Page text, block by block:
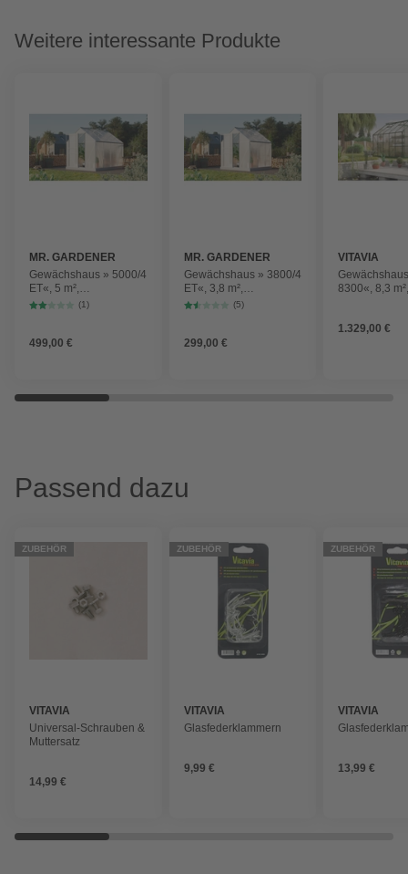
Weitere interessante Produkte
MR. GARDENER
Gewächshaus » 5000/4
ET«, 5 m²,
Kunststoff/Aluminium,
(1)
499,00 €
MR. GARDENER
Gewächshaus » 3800/4
ET«, 3,8 m²,
Kunststoff/Aluminium,
(5)
299,00 €
VITAVIA
8300«, 8,3
1.329,00 €
Passend dazu
ZUBEHÖR
VITAVIA
Universal-Schrauben &
Muttersatz
14,99 €
ZUBEHÖR
VITAVIA
Glasfederklammern
9,99 €
ZUBEHÖR
VITAVIA
13,99 €